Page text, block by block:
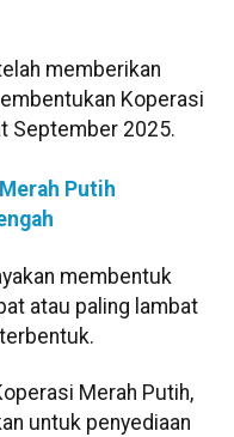
memberikan
Koperasi
September 2025.
Putih
membentuk
atau paling lambat
Merah Putih,
untuk penyediaan